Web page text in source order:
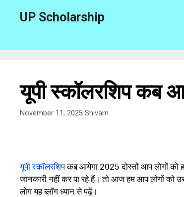
UP Scholarship
यूपी स्कॉलरशिप कब
November 11, 2025 Shivam
यूपी स्कॉलरशिपकब आयेगा 2025 दोस्तों आप लोगों को
जानकारी नहीं कर पा रहे हैं। तो आज हम आप लोगों को
लोग यह ब्लॉग ध्यान से पढ़ें।